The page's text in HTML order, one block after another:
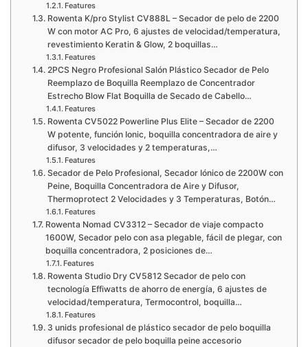
Features
Rowenta K/pro Stylist CV888L – Secador de pelo de 2200
W con motor AC Pro, 6 ajustes de velocidad/temperatura,
revestimiento Keratin & Glow, 2 boquillas…
Features
2PCS Negro Profesional Salón Plástico Secador de Pelo
Reemplazo de Boquilla Reemplazo de Concentrador
Estrecho Blow Flat Boquilla de Secado de Cabello…
Features
Rowenta CV5022 Powerline Plus Elite – Secador de 2200
W potente, función Ionic, boquilla concentradora de aire y
difusor, 3 velocidades y 2 temperaturas,…
Features
Secador de Pelo Profesional, Secador Iónico de 2200W con
Peine, Boquilla Concentradora de Aire y Difusor,
Thermoprotect 2 Velocidades y 3 Temperaturas, Botón…
Features
Rowenta Nomad CV3312 – Secador de viaje compacto
1600W, Secador pelo con asa plegable, fácil de plegar, con
boquilla concentradora, 2 posiciones de…
Features
Rowenta Studio Dry CV5812 Secador de pelo con
tecnología Effiwatts de ahorro de energía, 6 ajustes de
velocidad/temperatura, Termocontrol, boquilla…
Features
3 unids profesional de plástico secador de pelo boquilla
difusor secador de pelo boquilla peine accesorio